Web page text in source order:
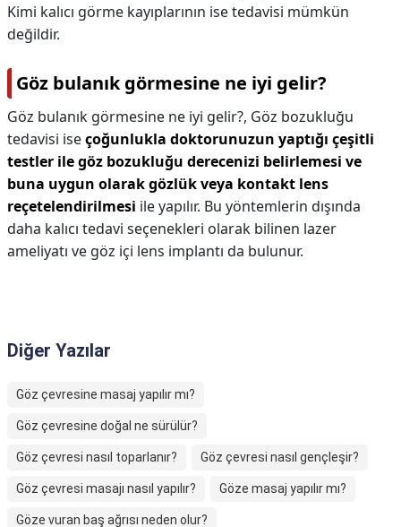
Kimi kalıcı görme kayıplarının ise tedavisi mümkün
değildir.
Göz bulanık görmesine ne iyi gelir?
Göz bulanık görmesine ne iyi gelir?, Göz bozukluğu
tedavisi iseçoğunlukla doktorunuzun yaptığı çeşitli
testler ile göz bozukluğu derecenizi belirlemesi ve
buna uygun olarak gözlük veya kontakt lens
reçetelendirilmesi ile yapılır. Bu yöntemlerin dışında
daha kalıcı tedavi seçenekleri olarak bilinen lazer
ameliyatı ve göz içi lens implantı da bulunur.
Diğer Yazılar
Göz çevresine masaj yapılır mı?
Göz çevresine doğal ne sürülür?
Göz çevresi nasıl toparlanır? Göz çevresi nasıl gençleşir?
Göz çevresi masajı nasıl yapılır? Göze masaj yapılır mı?
Göze vuran baş ağrısı neden olur?